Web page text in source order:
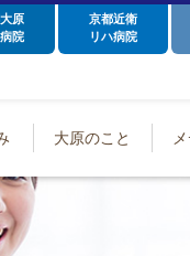
大原のこと
原
院
京都近衛
リハ病院